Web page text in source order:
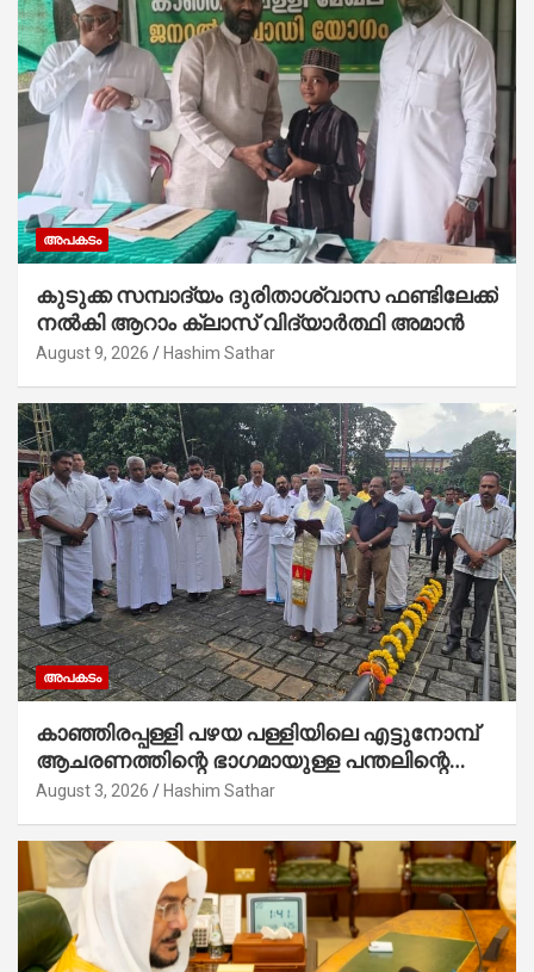
അപകടം
കുടുക്ക സമ്പാദ്യം ദുരിതാശ്വാസ ഫണ്ടിലേക്ക്
നൽകി ആറാം ക്ലാസ് വിദ്യാർത്ഥി അമാൻ
August 9, 2026 Hashim Sathar
അപകടം
കാഞ്ഞിരപ്പള്ളി പഴയ പള്ളിയിലെ എട്ടുനോമ്പ്
ആചരണത്തിന്റെ ഭാഗമായുള്ള പന്തലിന്റെ
കാൽനാട്ട് കർമ്മം ആർച്ച് പ്രീസ്റ്റ് വെരി.
August 3, 2026 Hashim Sathar